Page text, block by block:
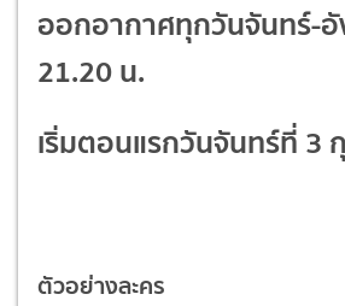
ออกอากาศทุกวันจันทร์-อั
21.20 น.
เริ่มตอนแรกวันจันทร์ที่ 3
ตัวอย่างละคร